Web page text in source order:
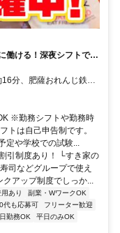
働ける！深夜シフトで稼
分、肥薩おれんじ鉄道
西口徒歩約36分 447号
※勤務シフトや勤務時
トは自己申告制です。
や学校での試験...
引制度あり！ └すき家の
司などグループで使え
アップ制度でしっか...
あり
副業・WワークOK
代も応募可
フリーター歓迎
勤務OK
平日のみOK